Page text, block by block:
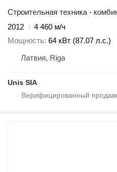
Строительная техника -
2012
4 460 м/ч
Мощность 64 кВт (87.07 л.с.)
Латвия, Riga
Unis SIA